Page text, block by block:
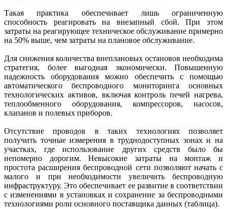
Такая практика обеспечивает лишь ограниченную
способность реагировать на внезапный сбой. При этом
затраты на реагирующее техническое обслуживание примерно
на 50% выше, чем затраты на плановое обслуживание.
Для снижения количества внеплановых остановов необходима
стратегия, более выгодная экономически. Повышенную
надежность оборудования можно обеспечить с помощью
автоматического беспроводного мониторинга основных
технологических активов, включая контроль печей нагрева,
теплообменного оборудования, компрессоров, насосов,
клапанов и полевых приборов.
Отсутствие проводов в таких технологиях позволяет
получить точные измерения в труднодоступных зонах и на
участках, где использование других средств было бы
непомерно дорогим. Невысокие затраты на монтаж и
простота расширения беспроводной сети позволяют начать с
малого и при необходимости увеличить беспроводную
инфраструктуру. Это обеспечивает ее развитие в соответствии
с изменениями в установках и сохранение за беспроводными
технологиями роли основного поставщика данных (таблица).